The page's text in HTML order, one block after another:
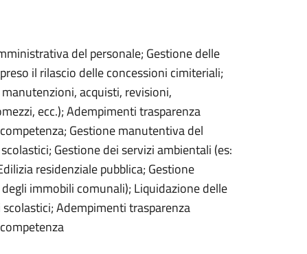
del personale; Gestione delle
il rilascio delle concessioni cimiteriali;
acquisti, revisioni,
ecc.); Adempimenti trasparenza
Gestione manutentiva del
Gestione dei servizi ambientali (es:
residenziale pubblica; Gestione
immobili comunali); Liquidazione delle
Adempimenti trasparenza